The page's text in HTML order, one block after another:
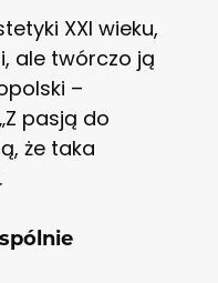
XXI wieku,
ale twórczo ją
–
pasją do
że taka